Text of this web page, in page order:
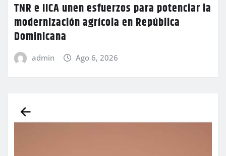
TNR e IICA unen esfuerzos para potenciar la
modernización agrícola en República
Dominicana
admin Ago 6, 2026